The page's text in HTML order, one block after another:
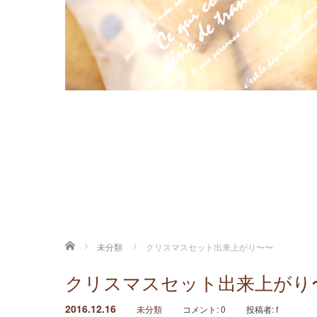
ホーム 未分類 クリスマスセット出来上がり〜〜
クリスマスセット出来上がり
2016.12.16 未分類 コメント:0 投稿者:f